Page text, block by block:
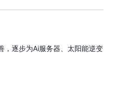
逐步为Ai服务器、太阳能逆变